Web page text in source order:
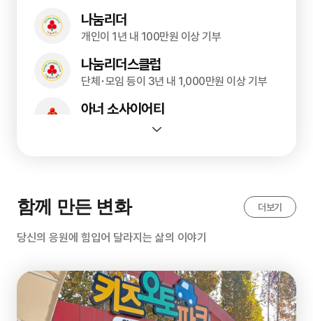
나눔리더
개인이 1년 내 100만원 이상 기부
나눔리더스클럽
단체･모임 등이 3년 내 1,000만원 이상 기부
아너 소사이어티
개인이 1억원 이상 일시기부 또는 5년간 약정
중소기업이 1억원 이상 일시기부 또는 5년간
함께 만든 변화
당신의 응원에 힘입어 달라지는 삶의 이야기
더보기